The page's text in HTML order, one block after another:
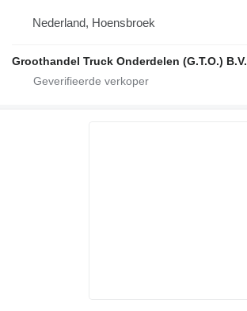
Nederland, Hoensbroek
Groothandel Truck Onderdelen (G.T.O.) B.V.